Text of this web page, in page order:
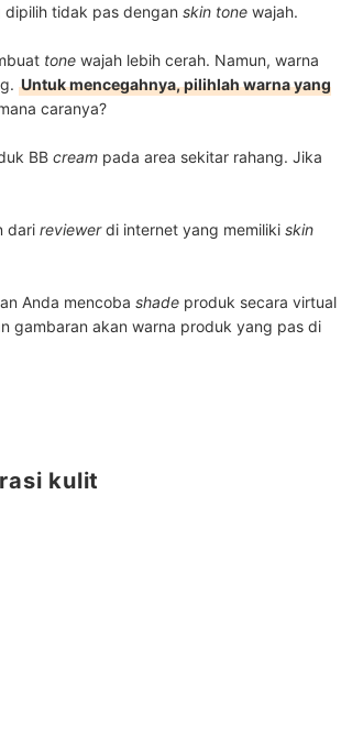
dipilih tidak pas dengan skin tone wajah.
tone wajah lebih cerah. Namun, warna
Untuk mencegahnya, pilihlah warna yang
caranya?
BB cream pada area sekitar rahang. Jika
dari reviewerdi internet yang memiliki skin
Anda mencoba shade produk secara virtual
gambaran akan warna produk yang pas di
kulit